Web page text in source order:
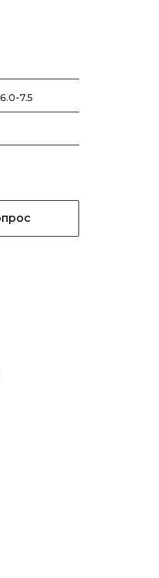
7.5